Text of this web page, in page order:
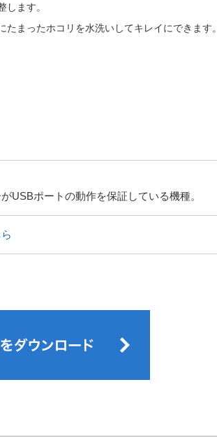
ます。
まったホコリを水洗いしてキレイにできます。
USBポートの動作を保証している機種。